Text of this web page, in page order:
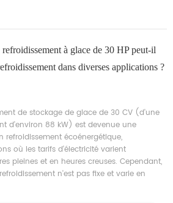
à glace de 30 HP peut-il
dans diverses applications ?
de stockage de glace de 30 CV (d'une
d'environ 88 kW) est devenue une
écoénergétique,
où les tarifs d'électricité varient
pleines et en heures creuses. Cependant,
n'est pas fixe et varie en